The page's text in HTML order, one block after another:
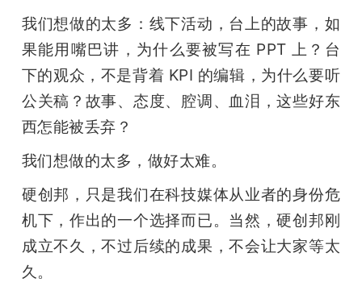
我们想做的太多：线下活动，台上的故事，如
果能用嘴巴讲，为什么要被写在 PPT 上？台
下的观众，不是背着 KPI 的编辑，为什么要听
公关稿？故事、态度、腔调、血泪，这些好东
西怎能被丢弃？
我们想做的太多，做好太难。
硬创邦，只是我们在科技媒体从业者的身份危
机下，作出的一个选择而已。当然，硬创邦刚
成立不久，不过后续的成果，不会让大家等太
久。